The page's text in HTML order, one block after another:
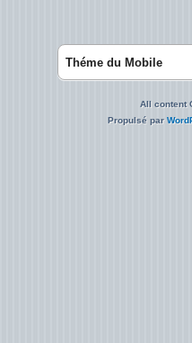
Théme du Mobile
All content
Propulsé par